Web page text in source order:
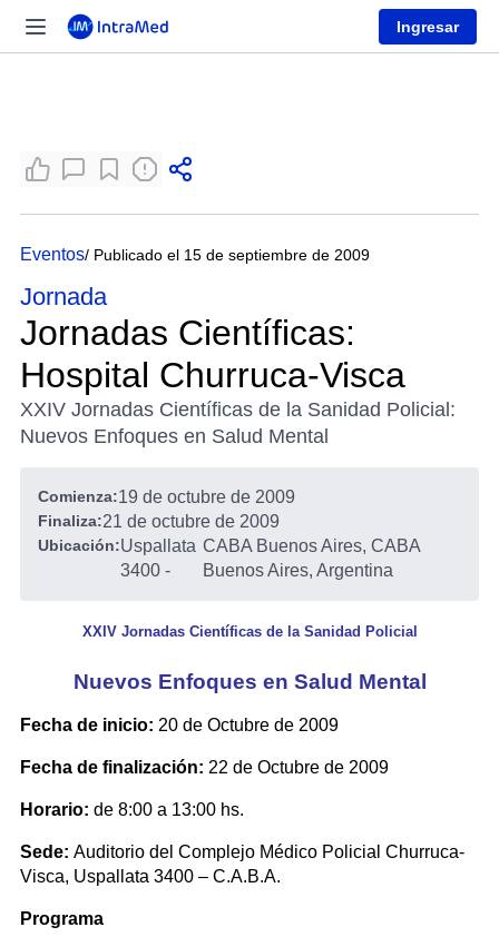
Ingresar
Eventos/ Publicado el 15 de septiembre de 2009
Jornada
Jornadas Científicas:
Hospital Churruca-Visca
XXIV Jornadas Científicas de la Sanidad Policial:
Nuevos Enfoques en Salud Mental
Comienza:19 de octubre de 2009
Finaliza:21 de octubre de 2009
Ubicación:Uspallata
3400 -
CABA Buenos Aires, CABA
Buenos Aires, Argentina
XXIV Jornadas Científicas de la Sanidad Policial
Nuevos Enfoques en Salud Mental
Fecha de inicio: 20 de Octubre de 2009
Fecha de finalización: 22 de Octubre de 2009
Horario: de 8:00 a 13:00 hs.
Sede: Auditorio del Complejo Médico Policial Churruca-
Visca, Uspallata 3400 – C.A.B.A.
Programa